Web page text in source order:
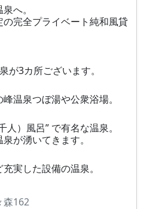
へ。
完全プライベート純和風貸
が3カ所ございます。
温泉つぼ湯や公衆浴場。
）風呂” で有名な温泉。
が湧いてきます。
実した設備の温泉。
森162